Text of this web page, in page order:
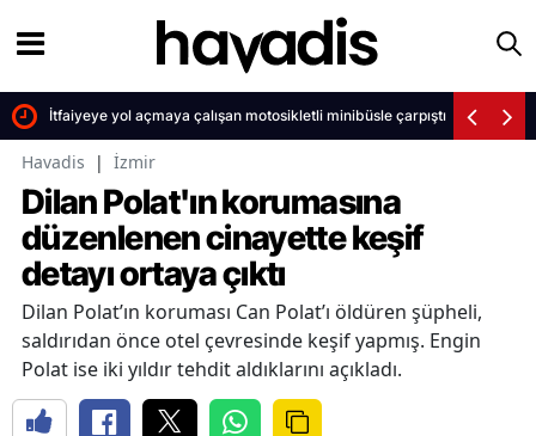
İtfaiyeye yol açmaya çalışan motosikletli minibüsle çarpıştı
Havadis | İzmir
Dilan Polat'ın korumasına
düzenlenen cinayette keşif
detayı ortaya çıktı
Dilan Polat’ın koruması Can Polat’ı öldüren şüpheli,
saldırıdan önce otel çevresinde keşif yapmış. Engin
Polat ise iki yıldır tehdit aldıklarını açıkladı.